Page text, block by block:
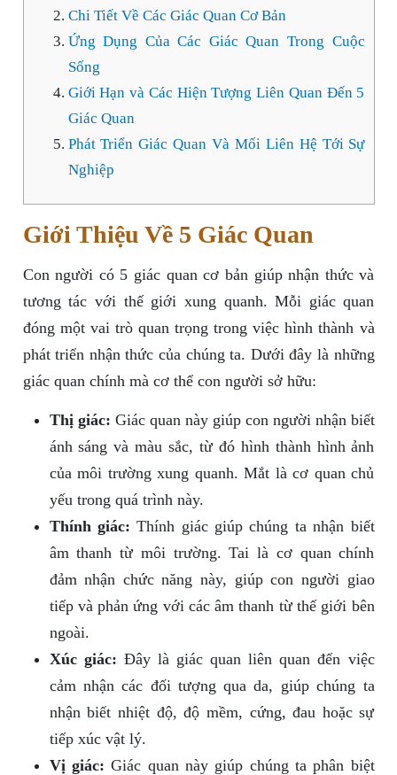
Chi Tiết Về Các Giác Quan Cơ Bản
Ứng Dụng Của Các Giác Quan Trong Cuộc
Sống
Giới Hạn và Các Hiện Tượng Liên Quan Đến 5
Giác Quan
Phát Triển Giác Quan Và Mối Liên Hệ Tới Sự
Nghiệp
Giới Thiệu Về 5 Giác Quan
Con người có 5 giác quan cơ bản giúp nhận thức và
tương tác với thế giới xung quanh. Mỗi giác quan
đóng một vai trò quan trọng trong việc hình thành và
phát triển nhận thức của chúng ta. Dưới đây là những
giác quan chính mà cơ thể con người sở hữu:
Thị giác: Giác quan này giúp con người nhận biết
ánh sáng và màu sắc, từ đó hình thành hình ảnh
của môi trường xung quanh. Mắt là cơ quan chủ
yếu trong quá trình này.
Thính giác: Thính giác giúp chúng ta nhận biết
âm thanh từ môi trường. Tai là cơ quan chính
đảm nhận chức năng này, giúp con người giao
tiếp và phản ứng với các âm thanh từ thế giới bên
ngoài.
Xúc giác: Đây là giác quan liên quan đến việc
cảm nhận các đối tượng qua da, giúp chúng ta
nhận biết nhiệt độ, độ mềm, cứng, đau hoặc sự
tiếp xúc vật lý.
Vị giác: Giác quan này giúp chúng ta phân biệt